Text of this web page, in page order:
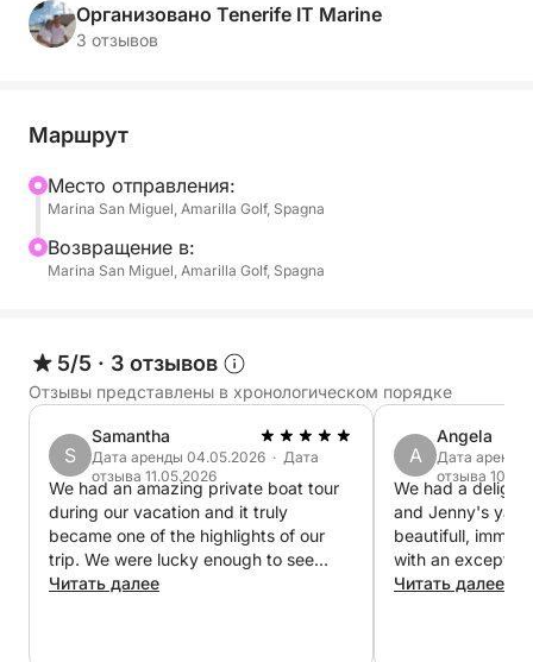
сможете попробовать свои силы в ловле тунца,
барракуды или рыбы-меч. Все это
друзей или тех, кто хочет испытать море
эксклюзивным и расслабленным образом, но не
тратя на это целый день. Наша лодка оснащена
профессиональным оборудованием и удобными
экскурсий, здесь вы сами определяете темп и
стиль приключения.
Организовано Tenerife IT Marine
3 отзывов
Маршрут
Mесто отправления:
Marina San Miguel, Amarilla Golf, Spagna
Bозвращение в:
Marina San Miguel, Amarilla Golf, Spagna
5/5 · 3 отзывов
Отзывы представлены в хронологическом порядке
S
Samantha
Дата аренды 04.05.2026 · Дата
отзыва 11.05.2026
We had an amazing private boat tour
during our vacation and it truly
became one of the highlights of our
trip. We were lucky enough to see
dolphins, enjoy complete relaxation on
Читать далее
A
Angela
Дата аренды
отзыва
We had a
and Jenny's
beautifull,
with an
interior. It would
Читать далее